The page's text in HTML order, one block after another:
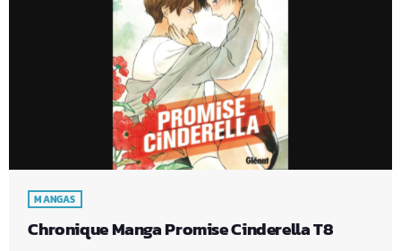
MANGAS
Chronique Manga Promise Cinderella T8